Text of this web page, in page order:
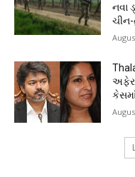
નવા
ચીન-